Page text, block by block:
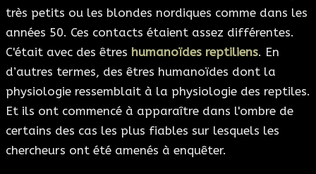
très petits ou les blondes nordiques comme dans les
années 50. Ces contacts étaient assez différentes.
C'était avec des êtres humanoïdes reptiliens. En
d’autres termes, des êtres humanoïdes dont la
physiologie ressemblait à la physiologie des reptiles.
Et ils ont commencé à apparaître dans l'ombre de
certains des cas les plus fiables sur lesquels les
chercheurs ont été amenés à enquêter.